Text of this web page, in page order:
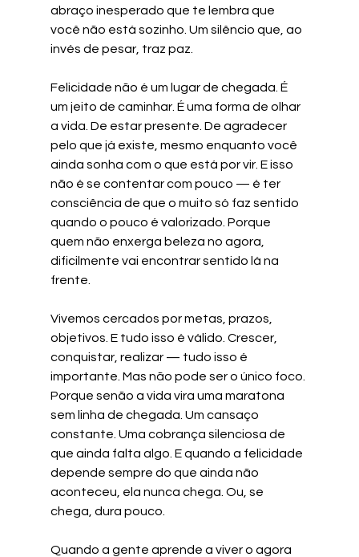
abraço inesperado que te lembra que
você não está sozinho. Um silêncio que, ao
invés de pesar, traz paz.
Felicidade não é um lugar de chegada. É
um jeito de caminhar. É uma forma de olhar
a vida. De estar presente. De agradecer
pelo que já existe, mesmo enquanto você
ainda sonha com o que está por vir. E isso
não é se contentar com pouco — é ter
consciência de que o muito só faz sentido
quando o pouco é valorizado. Porque
quem não enxerga beleza no agora,
dificilmente vai encontrar sentido lá na
frente.
Vivemos cercados por metas, prazos,
objetivos. E tudo isso é válido. Crescer,
conquistar, realizar — tudo isso é
importante. Mas não pode ser o único foco.
Porque senão a vida vira uma maratona
sem linha de chegada. Um cansaço
constante. Uma cobrança silenciosa de
que ainda falta algo. E quando a felicidade
depende sempre do que ainda não
aconteceu, ela nunca chega. Ou, se
chega, dura pouco.
Quando a gente aprende a viver o agora